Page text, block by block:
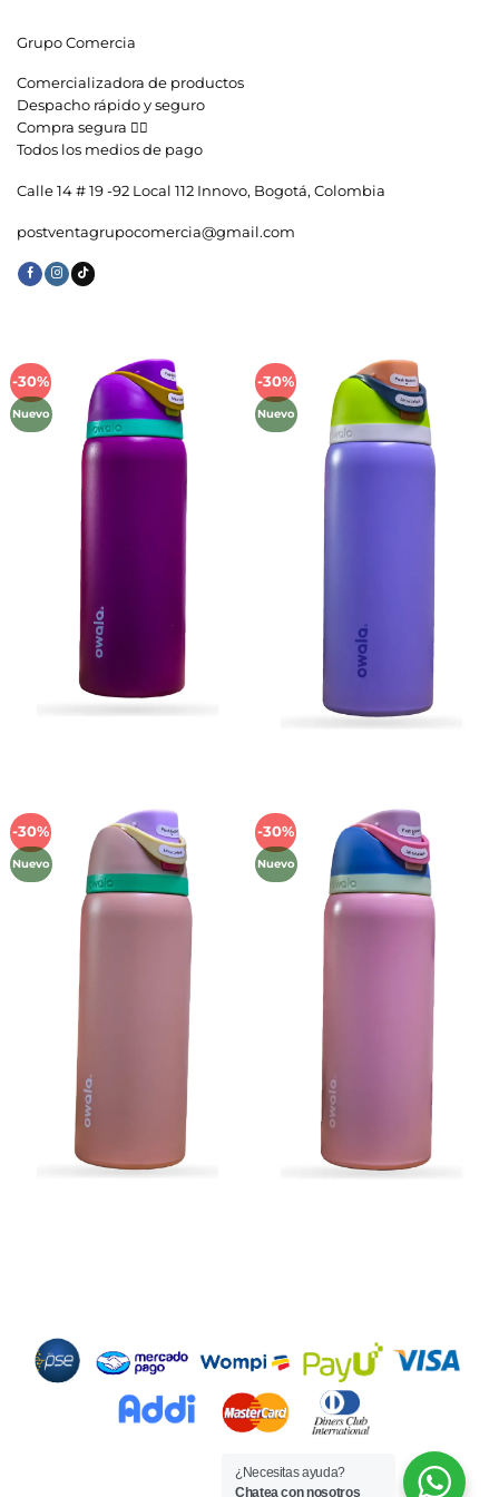
Grupo Comercia
Comercializadora de productos
Despacho rápido y seguro
Compra segura 👇🏼
Todos los medios de pago
Calle 14 # 19 -92 Local 112 Innovo, Bogotá, Colombia
postventagrupocomercia@gmail.com
-30%
Nuevo
Añadir
lista de
deseos
-30%
Nuevo
Añadir
lista de
deseos
-30%
Nuevo
Añadir
lista de
deseos
-30%
Nuevo
Añadir
lista de
deseos
¿Necesitas ayuda?
Chatea con nosotros